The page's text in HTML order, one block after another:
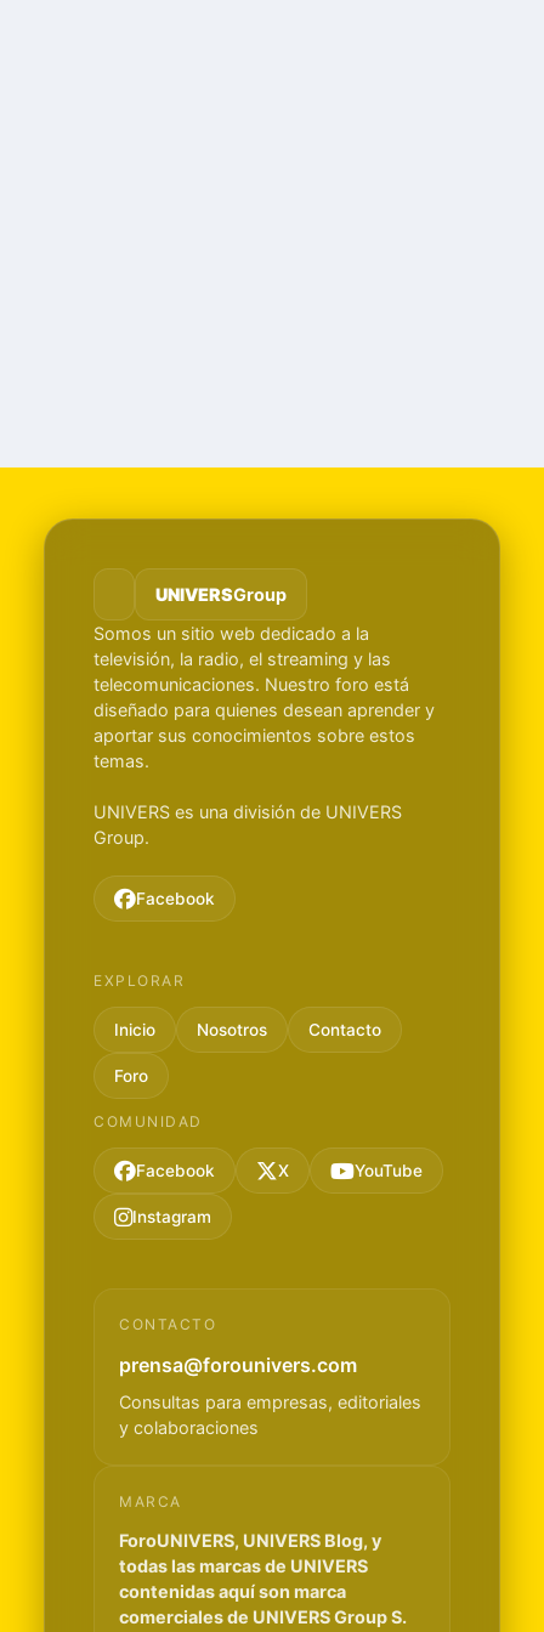
UNIVERSGroup
Somos un sitio web dedicado a la
televisión, la radio, el streaming y las
telecomunicaciones. Nuestro foro está
diseñado para quienes desean aprender y
aportar sus conocimientos sobre estos
temas.
UNIVERS es una división de UNIVERS
Group.
Facebook
EXPLORAR
Inicio Nosotros Contacto
Foro
COMUNIDAD
Facebook X YouTube
Instagram
CONTACTO
prensa@forounivers.com
Consultas para empresas, editoriales
y colaboraciones
MARCA
ForoUNIVERS, UNIVERS Blog, y
todas las marcas de UNIVERS
contenidas aquí son marca
comerciales de UNIVERS Group S.